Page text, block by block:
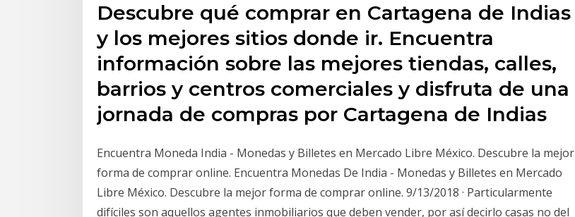
Descubre qué comprar en Cartagena de Indias
y los mejores sitios donde ir. Encuentra
información sobre las mejores tiendas, calles,
barrios y centros comerciales y disfruta de una
jornada de compras por Cartagena de Indias
Encuentra Moneda India - Monedas y Billetes en Mercado Libre México. Descubre la mejor
forma de comprar online. Encuentra Monedas De India - Monedas y Billetes en Mercado
Libre México. Descubre la mejor forma de comprar online. 9/13/2018 · Particularmente
difíciles son aquellos agentes inmobiliarios que deben vender, por así decirlo casas no del